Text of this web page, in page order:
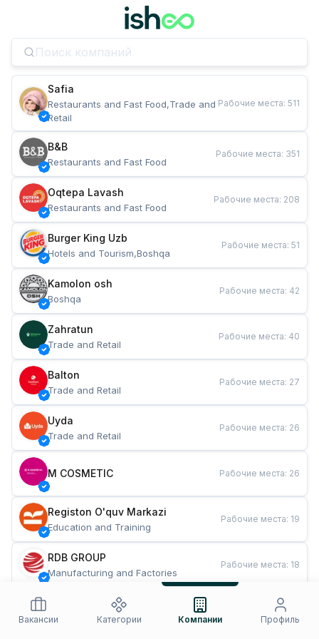
Safia
Restaurants and Fast Food,Trade and
Retail
Рабочие места: 511
B&B
Restaurants and Fast Food
Рабочие места: 351
Oqtepa Lavash
Restaurants and Fast Food
Рабочие места: 208
Burger King Uzb
Hotels and Tourism,Boshqa
Рабочие места: 51
Kamolon osh
Boshqa
Рабочие места: 42
Zahratun
Trade and Retail
Рабочие места: 40
Balton
Trade and Retail
Рабочие места: 27
Uyda
Trade and Retail
Рабочие места: 26
M COSMETIC Рабочие места: 26
Registon O'quv Markazi
Education and Training
Рабочие места: 19
RDB GROUP
Manufacturing and Factories
Рабочие места: 18
Restaurants and Fast Food
Рабочие места
Вакансии
Категории Компании Профиль